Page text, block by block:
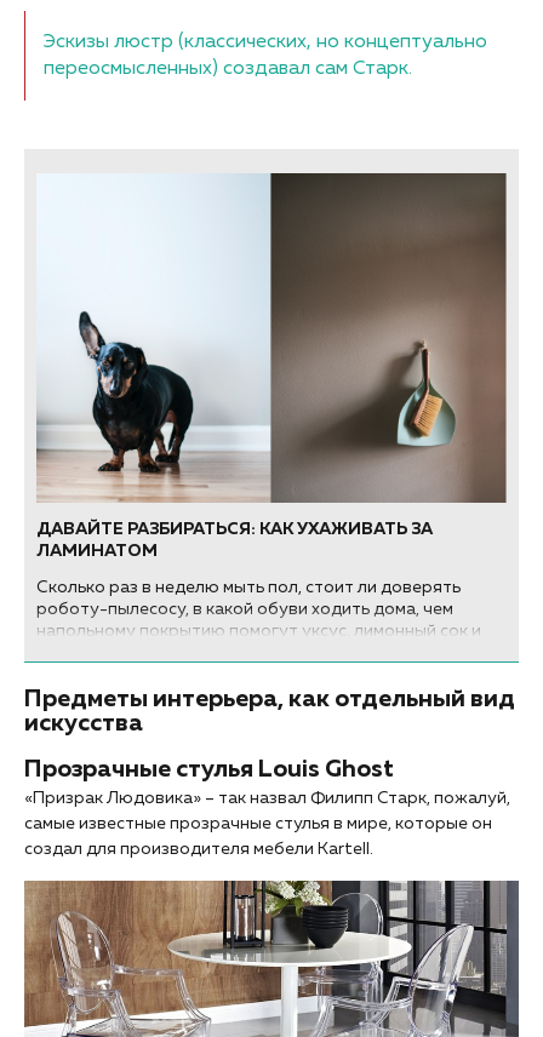
Эскизы люстр (классических, но концептуально
переосмысленных) создавал сам Старк.
ДАВАЙТЕ РАЗБИРАТЬСЯ: КАК УХАЖИВАТЬ ЗА
ЛАМИНАТОМ
Сколько раз в неделю мыть пол, стоит ли доверять
роботу-пылесосу, в какой обуви ходить дома, чем
напольному покрытию помогут уксус, лимонный сок и
Предметы интерьера, как отдельный вид
искусства
Прозрачные стулья Louis Ghost
«Призрак Людовика» – так назвал Филипп Старк, пожалуй,
самые известные прозрачные стулья в мире, которые он
создал для производителя мебели Kartell.